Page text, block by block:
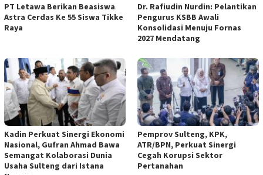
PT Letawa Berikan Beasiswa
Astra Cerdas Ke 55 Siswa Tikke
Raya
Dr. Rafiudin Nurdin: Pelantikan
Pengurus KSBB Awali
Konsolidasi Menuju Fornas
2027 Mendatang
Kadin Perkuat Sinergi Ekonomi
Nasional, Gufran Ahmad Bawa
Semangat Kolaborasi Dunia
Usaha Sulteng dari Istana
Pemprov Sulteng, KPK,
ATR/BPN, Perkuat Sinergi
Cegah Korupsi Sektor
Pertanahan